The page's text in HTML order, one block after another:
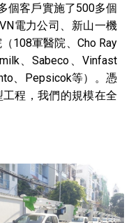
個客戶實施了500多個
電力公司、新山一機
108軍醫院、Cho Ray
、Sabeco、Vinfast
、Pepsicok等）。憑
程，我們的規模在全